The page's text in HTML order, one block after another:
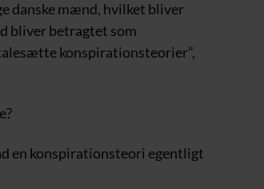
danske mænd, hvilket bliver
bliver betragtet som
konspirationsteorier”,
en konspirationsteori egentligt